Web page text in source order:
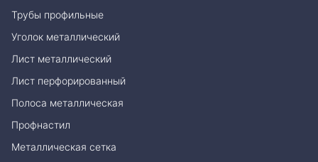
Трубы профильные
Уголок металлический
Лист металлический
Лист перфорированный
Полоса металлическая
Профнастил
Металлическая сетка